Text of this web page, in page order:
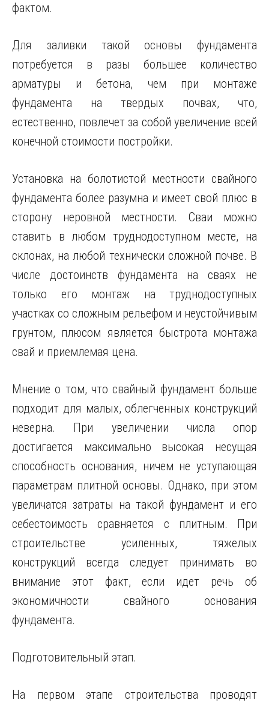
фактом.
Для заливки такой основы фундамента
потребуется в разы большее количество
арматуры и бетона, чем при монтаже
фундамента на твердых почвах, что,
естественно, повлечет за собой увеличение всей
конечной стоимости постройки.
Установка на болотистой местности свайного
фундамента более разумна и имеет свой плюс в
сторону неровной местности. Сваи можно
ставить в любом труднодоступном месте, на
склонах, на любой технически сложной почве. В
числе достоинств фундамента на сваях не
только его монтаж на труднодоступных
участках со сложным рельефом и неустойчивым
грунтом, плюсом является быстрота монтажа
свай и приемлемая цена.
Мнение о том, что свайный фундамент больше
подходит для малых, облегченных конструкций
неверна. При увеличении числа опор
достигается максимально высокая несущая
способность основания, ничем не уступающая
параметрам плитной основы. Однако, при этом
увеличатся затраты на такой фундамент и его
себестоимость сравняется с плитным. При
строительстве усиленных, тяжелых
конструкций всегда следует принимать во
внимание этот факт, если идет речь об
экономичности свайного основания
фундамента.
Подготовительный этап.
На первом этапе строительства проводят